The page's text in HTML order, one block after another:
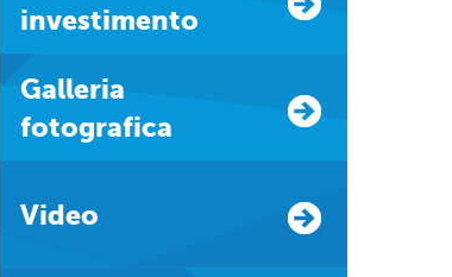
investimento
Galleria
fotografica
Video